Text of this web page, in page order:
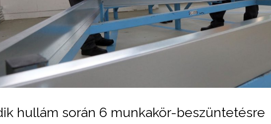
hullám során 6 munkakör-beszüntetésre